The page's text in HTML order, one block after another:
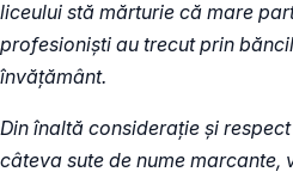
liceului stă mărturie că mare
profesioniști au trecut prin
învățământ.
Din înaltă considerație și
câteva sute de nume marcante,